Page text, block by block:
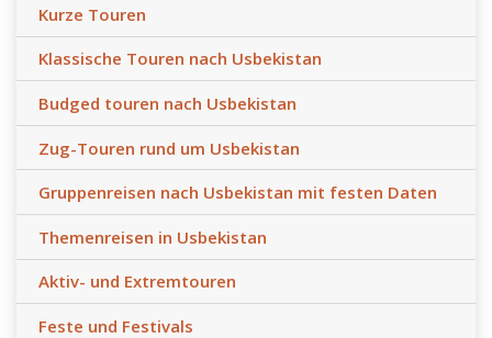
Kurze Touren
Klassische Touren nach Usbekistan
Budged touren nach Usbekistan
Zug-Touren rund um Usbekistan
Gruppenreisen nach Usbekistan mit festen Daten
Themenreisen in Usbekistan
Aktiv- und Extremtouren
Feste und Festivals